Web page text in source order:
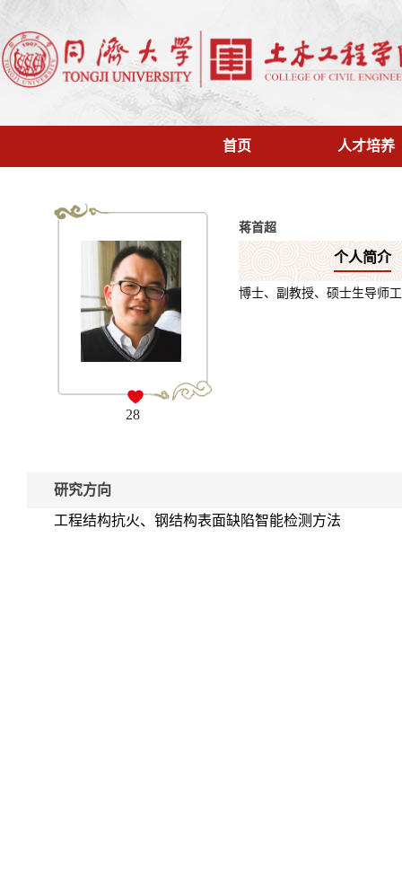
首页 人才培养
28
蒋首超
个人简介
博士、副教授、硕士生导师
研究方向
工程结构抗火、钢结构表面缺陷智能检测方法